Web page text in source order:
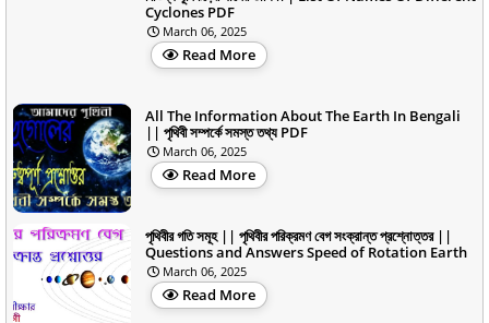
Cyclones PDF
March 06, 2025
Read More
All The Information About The Earth In Bengali
|| পৃথিবী সম্পর্কে সমস্ত তথ্য PDF
March 06, 2025
Read More
পৃথিবীর গতি সমূহ || পৃথিবীর পরিক্রমণ বেগ সংক্রান্ত প্রশ্নোত্তর ||
Questions and Answers Speed of Rotation Earth
March 06, 2025
Read More